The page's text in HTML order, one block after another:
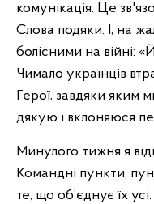
комунікація. Це
Слова подяки. І, на
болісними на війні:
Чимало українців
Герої, завдяки яким
дякую і вклоняюся
Минулого тижня я
Командні пункти,
те, що об’єднує їх усі.